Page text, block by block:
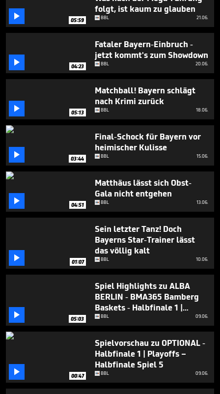
minutes,
seconds
 05:59
folgt, ist kaum zu glauben
BBL 21.06.
 04:23
Fataler Bayern-Einbruch -
jetzt kommt's zum Showdown
BBL 20.06.
 05:13
Matchball! Bayern schlägt
nach Krimi zurück
BBL 18.06.
 03:44
Final-Schock für Bayern vor
heimischer Kulisse
BBL 15.06.
 04:51
Matthäus lässt sich Obst-
Gala nicht entgehen
BBL 13.06.
 01:07
Sein letzter Tanz! Doch
Bayerns Star-Trainer lässt
das völlig kalt
BBL 10.06.
 05:03
Spiel Highlights zu ALBA
BERLIN - BMA365 Bamberg
Baskets - Halbfinale 1 |
Playoffs – Halbfinale Spiel 5
BBL 09.06.
 00:47
Spielvorschau zu OPTIONAL -
Halbfinale 1 | Playoffs –
Halbfinale Spiel 5
BBL 09.06.